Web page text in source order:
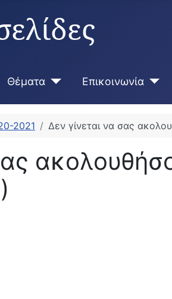
Θέματα Επικοινωνία
2021 Δεν γίνεται να σας